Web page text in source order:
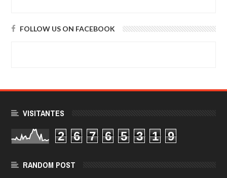
FOLLOW US ON FACEBOOK
VISITANTES
2 6 7 6 5 3 1 9
RANDOM POST